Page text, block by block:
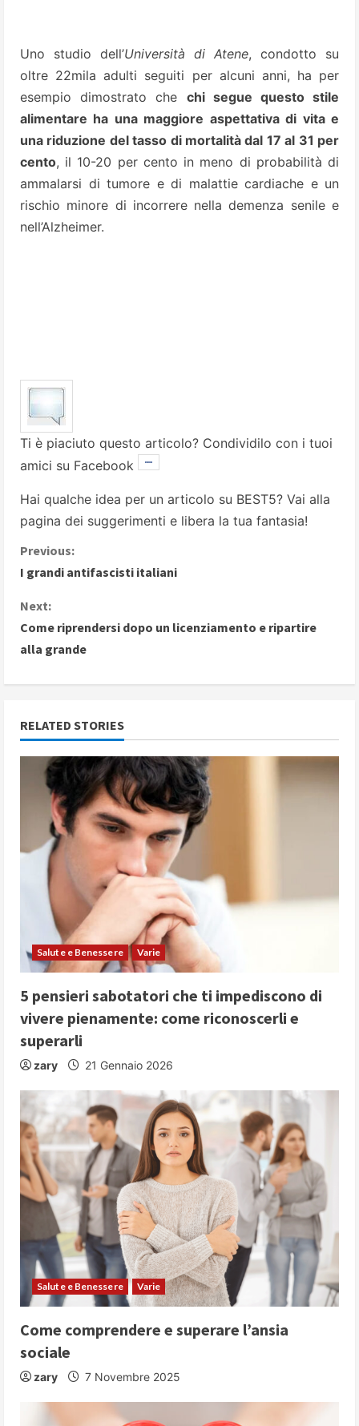
Uno studio dell’Università di Atene, condotto su
oltre 22mila adulti seguiti per alcuni anni, ha per
esempio dimostrato che chi segue questo stile
alimentare ha una maggiore aspettativa di vita e
una riduzione del tasso di mortalità dal 17 al 31 per
cento, il 10-20 per cento in meno di probabilità di
ammalarsi di tumore e di malattie cardiache e un
rischio minore di incorrere nella demenza senile e
nell’Alzheimer.
Ti è piaciuto questo articolo? Condividilo con i tuoi
amici su Facebook
Hai qualche idea per un articolo su BEST5? Vai alla
pagina dei suggerimenti e libera la tua fantasia!
C
o
n
t
i
n
u
e
i
n
g
Previous:
I grandi antifascisti italiani
Next:
Come riprendersi dopo un licenziamento e ripartire
alla grande
RELATED STORIES
Salute e Benessere Varie
5 pensieri sabotatori che ti impediscono di
vivere pienamente: come riconoscerli e
superarli
zary 21 Gennaio 2026
Salute e Benessere Varie
Come comprendere e superare l’ansia
sociale
zary 7 Novembre 2025